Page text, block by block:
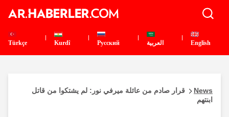
English العربية Pусский
Kurdî
Türkçe
News
قرار صادم من عائلة ميرفي نور: لم يشتكوا من قاتل
ابنتهم